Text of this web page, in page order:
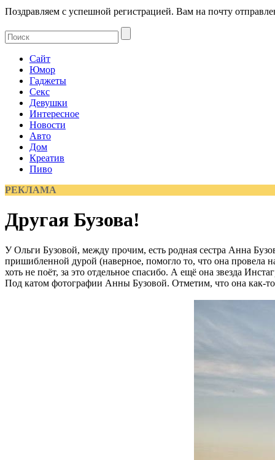
Поздравляем с успешной регистрацией. Вам на почту
Сайт
Юмор
Гаджеты
Секс
Девушки
Интересное
Новости
Авто
Дом
Креатив
Пиво
РЕКЛАМА
Другая Бузова!
У Ольги Бузовой, между прочим, есть родная сестра Анна
пришибленной дурой (наверное, помогло то, что она провела
хоть не поёт, за это отдельное спасибо. А ещё она звезда
Под катом фотографии Анны Бузовой. Отметим, что она как-